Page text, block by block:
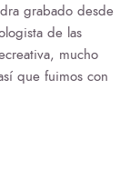
grabado desde
de las
mucho
que fuimos con